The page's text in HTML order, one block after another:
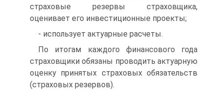
страховые резервы страховщика,
оценивает его инвестиционные проекты;
- использует актуарные расчеты.
По итогам каждого финансового года
страховщики обязаны проводить актуарную
оценку принятых страховых обязательств
(страховых резервов).